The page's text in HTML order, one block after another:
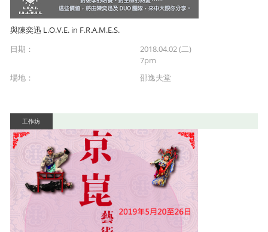
與陳奕迅 L.O.V.E. in F.R.A.M.E.S.
日期：
2018.04.02 (二)
7pm
場地：
邵逸夫堂
工作坊